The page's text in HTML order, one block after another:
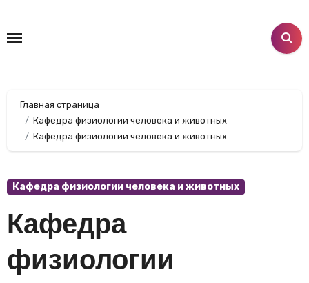
содержанию
Главная страница
Кафедра физиологии человека и животных
Кафедра физиологии человека и животных.
Кафедра физиологии человека и животных
Кафедра
физиологии